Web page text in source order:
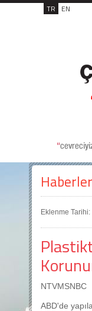
TR EN
Haberler
Eklenme
NTVMSNBC
ABD'de